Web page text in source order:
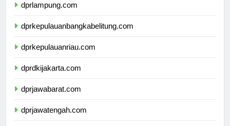
dprlampung.com
dprkepulauanbangkabelitung.com
dprkepulauanriau.com
dprdkijakarta.com
dprjawabarat.com
dprjawatengah.com